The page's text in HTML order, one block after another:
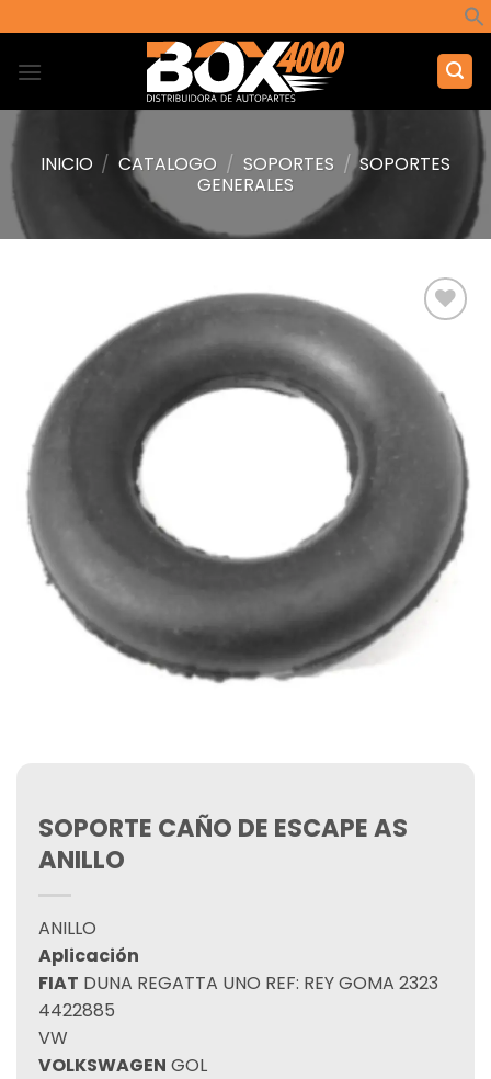
al
contenido
INICIO / CATALOGO / SOPORTES / SOPORTES
GENERALES
a la
lista de
deseos
SOPORTE CAÑO DE ESCAPE AS
ANILLO
ANILLO
Aplicación
FIAT DUNA REGATTA UNO REF: REY GOMA 2323
4422885
VW
VOLKSWAGEN GOL